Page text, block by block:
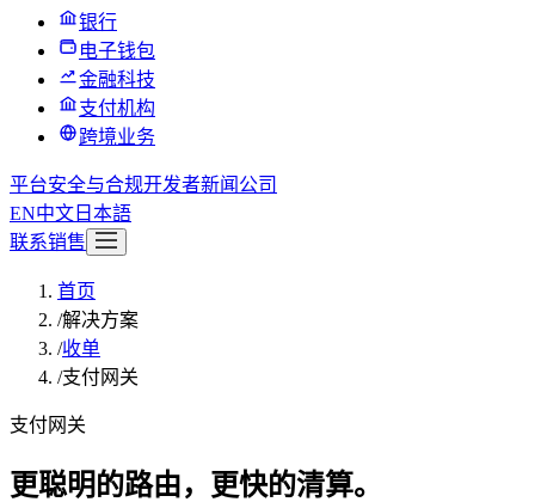
银行
电子钱包
金融科技
支付机构
跨境业务
平台安全与合规开发者新闻 公司
EN中文 日本語
联系销售
首页
/解决方案
/收单
/支付网关
支付网关
更聪明的路由，更快的清算。